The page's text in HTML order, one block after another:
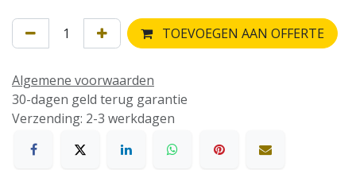
TOEVOEGEN AAN OFFERTE
Algemene voorwaarden
30-dagen geld terug garantie
Verzending: 2-3 werkdagen